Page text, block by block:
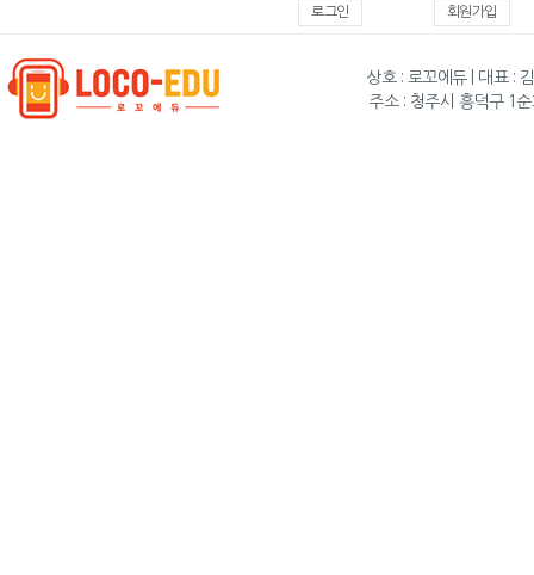
로그인 회원가입
상호 : 로꼬에듀 | 대표 :
주소 : 청주시 흥덕구 1